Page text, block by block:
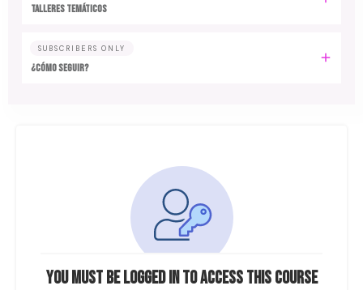
You must be logged in to access this course
TALLERES TEMÁTICOS
SUBSCRIBERS ONLY
¿CÓMO SEGUIR?